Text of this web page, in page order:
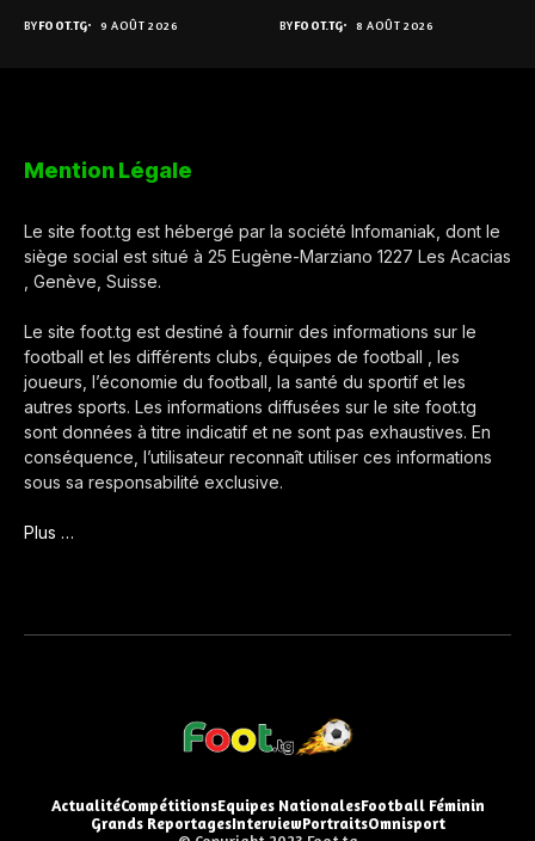
BYFOOT.TG 9 AOÛT 2026 BYFOOT.TG 8 AOÛT 2026
Mention Légale
Le site foot.tg est hébergé par la société Infomaniak, dont le
siège social est situé à 25 Eugène-Marziano 1227 Les Acacias
, Genève, Suisse.
Le site foot.tg est destiné à fournir des informations sur le
football et les différents clubs, équipes de football , les
joueurs, l’économie du football, la santé du sportif et les
autres sports. Les informations diffusées sur le site foot.tg
sont données à titre indicatif et ne sont pas exhaustives. En
conséquence, l’utilisateur reconnaît utiliser ces informations
sous sa responsabilité exclusive.
Plus …
ActualitéCompétitionsEquipes NationalesFootball Féminin
Grands ReportagesInterviewPortraitsOmnisport